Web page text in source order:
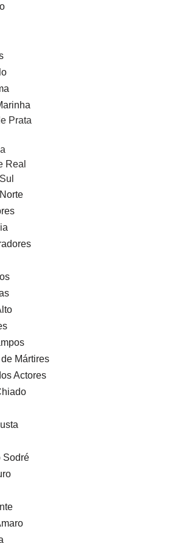
Prata
Real
Mártires
Actores
Sodré